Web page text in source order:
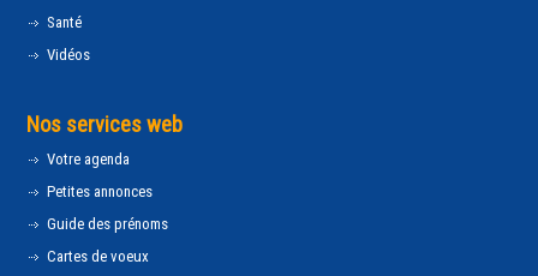
Santé
Vidéos
Nos services web
Votre agenda
Petites annonces
Guide des prénoms
Cartes de voeux